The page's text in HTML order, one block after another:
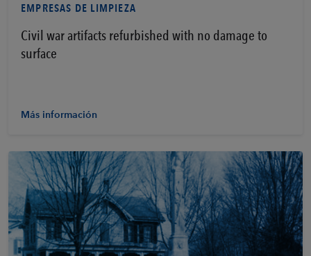
EMPRESAS DE LIMPIEZA
Civil war artifacts refurbished with no damage to
surface
Más información